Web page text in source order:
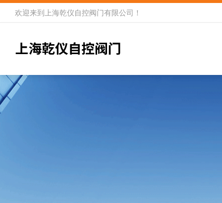
欢迎来到 上海乾仪自控阀门有限公司 ！